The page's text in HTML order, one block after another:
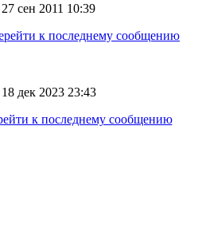
27 сен 2011 10:39
18 дек 2023 23:43